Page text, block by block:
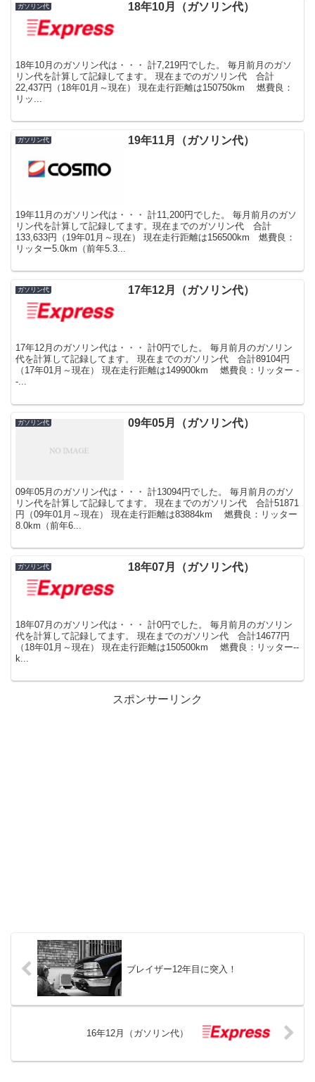
ガソリン代 18年10月（ガソリン代）
18年10月のガソリン代は・・・ 計7,219円でした。 毎月前月のガソ
リン代を計算して記録してます。 現在までのガソリン代 合計
22,437円（18年01月～現在） 現在走行距離は150750km 燃費良：
リッ...
ガソリン代 19年11月（ガソリン代）
19年11月のガソリン代は・・・ 計11,200円でした。 毎月前月のガソ
リン代を計算して記録してます。現在までのガソリン代 合計
133,633円（19年01月～現在） 現在走行距離は156500km 燃費良：
リッター5.0km（前年5.3...
ガソリン代 17年12月（ガソリン代）
17年12月のガソリン代は・・・ 計0円でした。 毎月前月のガソリン
代を計算して記録してます。 現在までのガソリン代 合計89104円
（17年01月～現在） 現在走行距離は149900km 燃費良：リッター -
-...
ガソリン代 09年05月（ガソリン代）
09年05月のガソリン代は・・・ 計13094円でした。 毎月前月のガソ
リン代を計算して記録してます。 現在までのガソリン代 合計51871
円（09年01月～現在） 現在走行距離は83884km 燃費良：リッター
8.0km（前年6...
ガソリン代 18年07月（ガソリン代）
18年07月のガソリン代は・・・ 計0円でした。 毎月前月のガソリン
代を計算して記録してます。 現在までのガソリン代 合計14677円
（18年01月～現在） 現在走行距離は150500km 燃費良：リッター--
k...
スポンサーリンク
ブレイザー12年目に突入！
16年12月（ガソリン代）